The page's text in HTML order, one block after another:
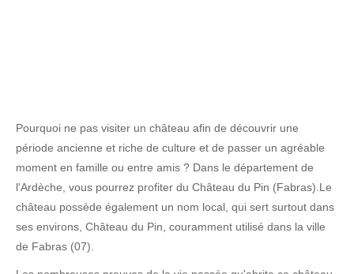
Pourquoi ne pas visiter un château afin de découvrir une
période ancienne et riche de culture et de passer un agréable
moment en famille ou entre amis ? Dans le département de
l'Ardèche, vous pourrez profiter du Château du Pin (Fabras).Le
château possède également un nom local, qui sert surtout dans
ses environs, Château du Pin, couramment utilisé dans la ville
de Fabras (07).